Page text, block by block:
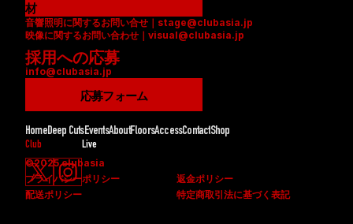
料
(
P
D
F
材
リ
ス
ト
(
D
F
)
音響照明に関するお問い合せ｜stage@clubasia.jp
映像に関するお問い合わせ｜visual@clubasia.jp
採用への応募
info@clubasia.jp
応募フォーム
HomeDeep CutsEventsAboutFloorsAccessContactShop
Club Live
©2025 clubasia
プライバシーポリシー
返金ポリシー
配送ポリシー
特定商取引法に基づく表記